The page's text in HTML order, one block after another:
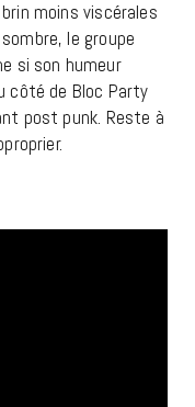
moins viscérales
le groupe
si son humeur
côté de Bloc Party
post punk. Reste à